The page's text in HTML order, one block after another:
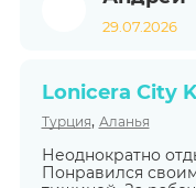
29.07.2026
Lonicera City
Турция, Аланья
Неоднократно
Понравился